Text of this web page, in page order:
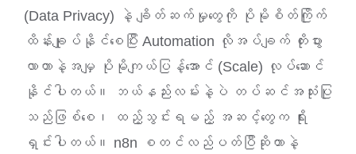
(Data Privacy) နဲ့ ချိတ်ဆက်မှုတွေကို ပိုမိုစိတ်ကြိုက်
ထိန်းချုပ်နိုင်စေပြီး Automation လိုအပ်ချက် တိုးပွား
လာတာနဲ့အမျှ ပိုမိုကျယ်ပြန့်အောင် (Scale) လုပ်ဆောင်
နိုင်ပါတယ်။
ဘယ်နည်းလမ်းနဲ့ပဲ တပ်ဆင်အသုံးပြု
သည်ဖြစ်စေ၊ ထည့်သွင်းရမည့် အဆင့်တွေက ရိုး
ရှင်းပါတယ်။ n8n စတင်လည်ပတ်ပြီဆိုတာနဲ့